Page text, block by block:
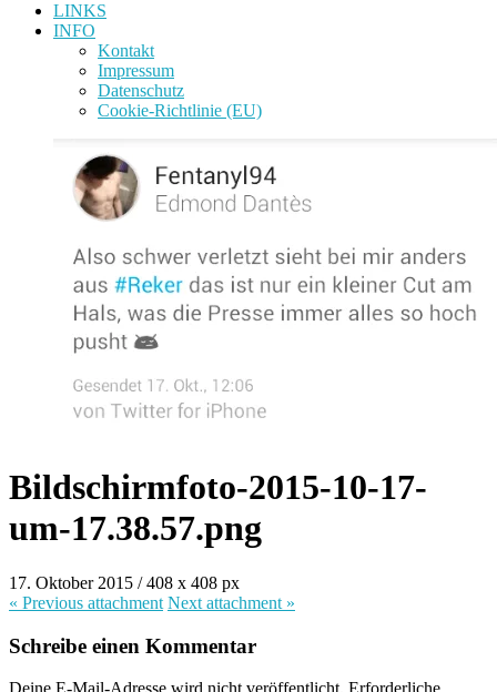
LINKS
INFO
Kontakt
Impressum
Datenschutz
Cookie-Richtlinie (EU)
Bildschirmfoto-2015-10-17-
um-17.38.57.png
17. Oktober 2015 /408 x 408 px
« Previous attachment Next attachment »
Schreibe einen Kommentar